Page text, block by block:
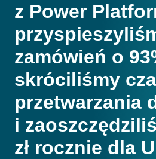
z Power
zamówień o
skróciliśmy
przetwarzania
i
zł rocznie dla